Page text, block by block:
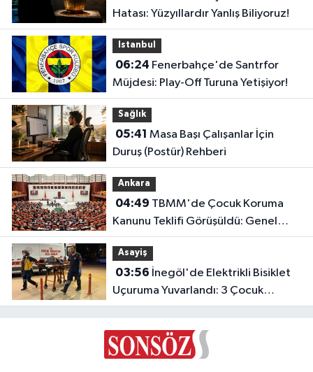
Hatası: Yüzyıllardır Yanlış Biliyoruz!
Istanbul
06:24
Müjdesi: Play-Off Turuna Yetişiyor!
Sağlık
05:41
Duruş (Postür) Rehberi
Ankara
04:49
Kanunu Teklifi Görüşüldü: Genel
Kurul Tamamlandı!
Asayiş
03:56
Uçuruma Yuvarlandı: 3 Çocuk
Yaralandı!